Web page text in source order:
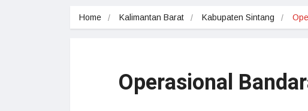
Home Kalimantan Barat Kabupaten Sintang
Operasional